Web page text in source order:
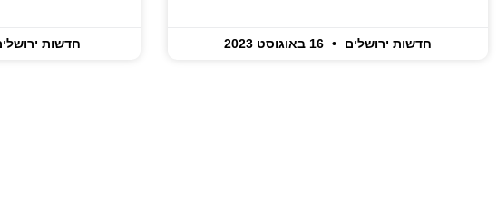
חדשות ירושלים 16 באוגוסט 2023 חדשות